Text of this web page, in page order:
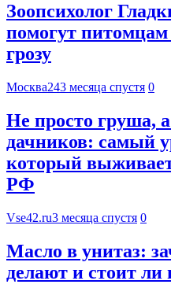
Зоопсихолог
помогут
грозу
Москва243 месяца спустя 0
Не просто груша,
дачников: самый
который
РФ
Vse42.ru3 месяца спустя 0
Масло в унитаз:
делают и стоит ли